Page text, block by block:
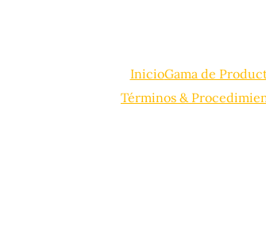
InicioGama de
Términos &